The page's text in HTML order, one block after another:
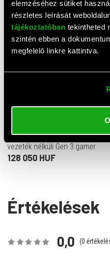
elemzéséhez sütiket
részletes leírását
tájékoztatóban tekintheted
szintén ebben a
megfelelő linkre kattintva.
5 250 HUF
Steelseries Apex Pro TKL
vezeték nélküli Gen 3 gamer
billentyűzet (UK, fekete)
128 050 HUF
Értékelések
0,0 (0